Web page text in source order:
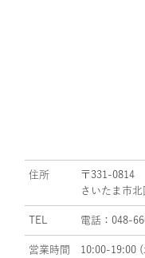
住所
〒331-0814
さいたま市
TEL 電話：048-
営業時間 10:00-19:00